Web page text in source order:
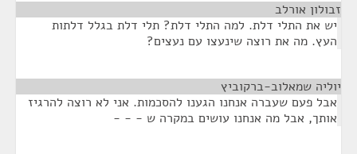
זבולון אורלב
יש את התלי דלת. למה התלי דלת? תלי דלת בגלל דלתות
העץ. מה את רוצה שינעצו עם נעצים?
יוליה שמאלוב-ברקוביץ
אבל פעם שעברה אנחנו הגענו להסכמות. אני לא רוצה להרגיז
אותך, אבל מה אנחנו עושים במקרה ש - - -